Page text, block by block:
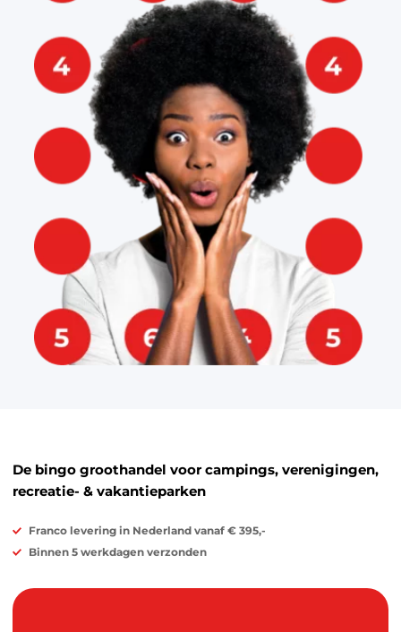
De bingo groothandel voor campings, verenigingen,
recreatie- & vakantieparken
Franco levering in Nederland vanaf € 395,-
Binnen 5 werkdagen verzonden